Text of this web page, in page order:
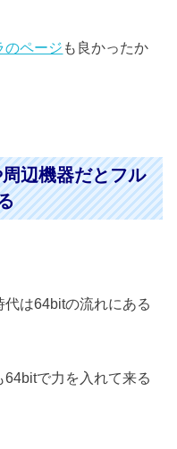
のページ も良かったか
辺機器だとフル
は64bitの流れにある
で力を入れて来る